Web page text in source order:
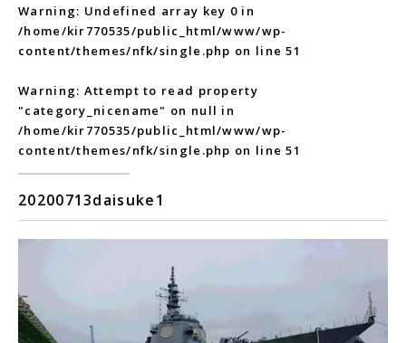
Warning: Undefined array key 0 in
/home/kir770535/public_html/www/wp-
content/themes/nfk/single.php on line51
Warning: Attempt to read property
"category_nicename" on null in
/home/kir770535/public_html/www/wp-
content/themes/nfk/single.php on line51
20200713daisuke1